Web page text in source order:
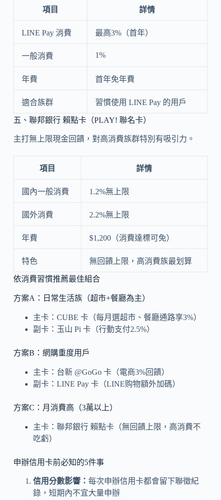
項目 詳情
LINE Pay 消費 最高3%（首年）
一般消費 1%
年費 首年免年費
適合族群 習慣使用 LINE Pay 的用戶
五、聯邦銀行 賴點卡（PLAY! 聯名卡）
主打無上限現金回饋，對高消費族群特別有吸引力。
項目 詳情
國內一般消費 1.2%無上限
國外消費 2.2%無上限
年費 $1,200（消費達標可免）
特色 無回饋上限，高消費族最划算
依消費習慣推薦最佳組合
方案A：日常生活族（超市+餐廳為主）
主卡：CUBE 卡（每月選超市、餐廳通路享3%）
副卡：玉山 Pi 卡（行動支付2.5%）
方案B：網購重度用戶
主卡：台新 @GoGo 卡（電商3%回饋）
副卡：LINE Pay 卡（LINE购物額外加碼）
方案C：月消費高（3萬以上）
主卡：聯邦銀行 賴點卡（無回饋上限，高消費不
吃虧）
申辦信用卡前必知的5件事
信用分數影響： 每次申辦信用卡都會留下聯徵紀
錄，短期內不宜大量申辦